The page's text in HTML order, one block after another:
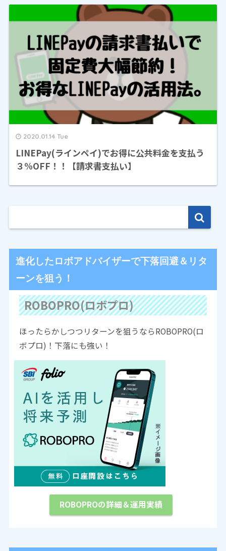
2020.01.14 Tue
LINEPay(ラインペイ)でお得に公共料金を支払う
３%OFF！！【請求書支払い】
進化したロボアドバイザーで下落回避＆リタ
ーンを狙う！
ROBOPRO(ロボプロ)
ほったらかしつつリターンを狙うならROBOPRO(ロ
ボプロ)！下落にも強い！
ROBOPROの詳細＆運用実績